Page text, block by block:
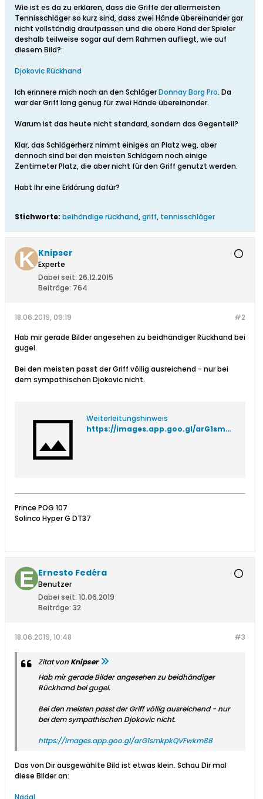
Wie ist es da zu erklären, dass die Griffe der allermeisten
Tennisschläger so kurz sind, dass zwei Hände übereinander gar
nicht vollständig draufpassen und die obere Hand der Spieler
deshalb teilweise sogar auf dem Rahmen aufliegt, wie auf
diesem Bild?:
Djokovic Rückhand
Ich erinnere mich noch an den SchlägerDonnay Borg Pro. Da
war der Griff lang genug für zwei Hände übereinander.
Warum ist das heute nicht standard, sondern das Gegenteil?
Klar, das Schlägerherz nimmt einiges an Platz weg, aber
dennoch sind bei den meisten Schlägern noch einige
Zentimeter Platz, die aber nicht für den Griff genutzt werden.
Habt Ihr eine Erklärung dafür?
Stichworte: beihändige rückhand,griff, tennisschläger
Knipser
Experte
Dabei seit: 26.12.2015
Beiträge: 764
#2
18.06.2019, 09:19
Hab mir gerade Bilder angesehen zu beidhändiger Rückhand bei
gugel.
Bei den meisten passt der Griff völlig ausreichend - nur bei
dem sympathischen Djokovic nicht.
Weiterleitungshinweis
https://images.app.goo.gl/arG1smkpkQVFwkm88
Prince POG 107
Solinco Hyper G DT37
Ernesto Fedéra
Benutzer
Dabei seit: 10.06.2019
Beiträge: 32
#3
18.06.2019, 10:48
Zitat vonKnipser
Hab mir gerade Bilder angesehen zu beidhändiger
Rückhand bei gugel.
Bei den meisten passt der Griff völlig ausreichend - nur
bei dem sympathischen Djokovic nicht.
https://images.app.goo.gl/arG1smkpkQVFwkm88
Das von Dir ausgewählte Bild ist etwas klein. Schau Dir mal
diese Bilder an: